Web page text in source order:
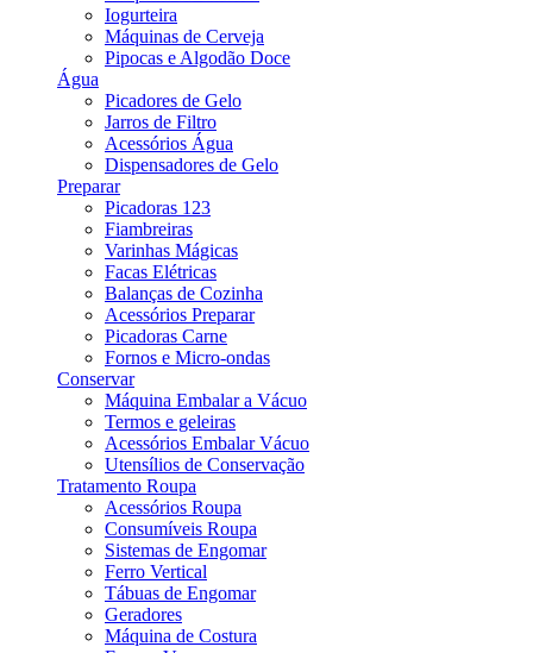
Iogurteira
Máquinas de Cerveja
Pipocas e Algodão Doce
Água
Picadores de Gelo
Jarros de Filtro
Acessórios Água
Dispensadores de Gelo
Preparar
Picadoras 123
Fiambreiras
Varinhas Mágicas
Facas Elétricas
Balanças de Cozinha
Acessórios Preparar
Picadoras Carne
Fornos e Micro-ondas
Conservar
Máquina Embalar a Vácuo
Termos e geleiras
Acessórios Embalar Vácuo
Utensílios de Conservação
Tratamento Roupa
Acessórios Roupa
Consumíveis Roupa
Sistemas de Engomar
Ferro Vertical
Tábuas de Engomar
Geradores
Máquina de Costura